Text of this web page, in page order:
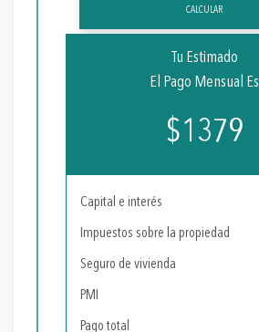
CALCULAR
Tu Estimado
El Pago Mensual Es
$1379
Capital e interés
Impuestos sobre la propiedad
Seguro de vivienda
PMI
Pago total